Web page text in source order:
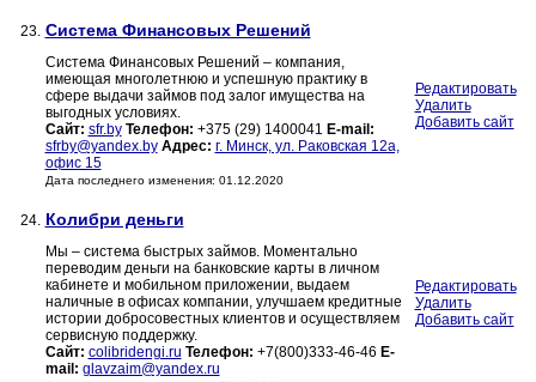
23. Система Финансовых Решений
Система Финансовых Решений – компания,
имеющая многолетнюю и успешную практику в
сфере выдачи займов под залог имущества на
выгодных условиях.
Сайт: sfr.by Телефон: +375 (29) 1400041 E-mail:
sfrby@yandex.by Адрес: г. Минск, ул. Раковская 12а,
офис 15
Дата последнего изменения: 01.12.2020
Редактировать
Удалить
Добавить сайт
24. Колибри деньги
Мы – система быстрых займов. Моментально
переводим деньги на банковские карты в личном
кабинете и мобильном приложении, выдаем
наличные в офисах компании, улучшаем кредитные
истории добросовестных клиентов и осуществляем
сервисную поддержку.
Сайт: colibridengi.ru Телефон: +7(800)333-46-46 E-
mail: glavzaim@yandex.ru
Редактировать
Удалить
Добавить сайт